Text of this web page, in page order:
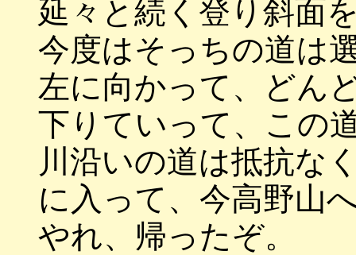
延々と続く登り斜面
今度はそっちの道は
左に向かって、どん
下りていって、この
川沿いの道は抵抗な
に入って、今高野山
やれ、帰ったぞ。